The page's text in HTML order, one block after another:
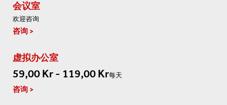
会议室
欢迎咨询
咨询
虚拟办公室
59,00 Kr - 119,00 Kr每天
咨询